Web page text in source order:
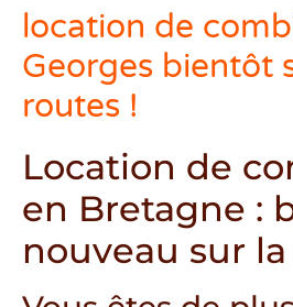
location de
Georges bientôt
routes !
Location de
en Bretagne :
nouveau sur